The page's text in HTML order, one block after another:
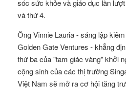
sóc sức khỏe và giáo dục lần
và thứ 4.
Ông Vinnie Lauria - sáng lập
Golden Gate Ventures - khẳng
thứ ba của "tam giác vàng" khởi
cộng sinh của các thị trường
Việt Nam sẽ mở ra cơ hội tăng